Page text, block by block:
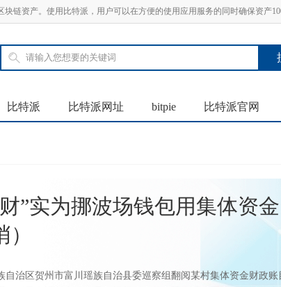
链资产。使用比特派，用户可以在方便的使用应用服务的同时确保资产
比特派 比特派网址 bitpie 比特派官网
”实为挪波场钱包用集体资金
自治区贺州市富川瑶族自治县委巡察组翻阅某村集体资金财政账